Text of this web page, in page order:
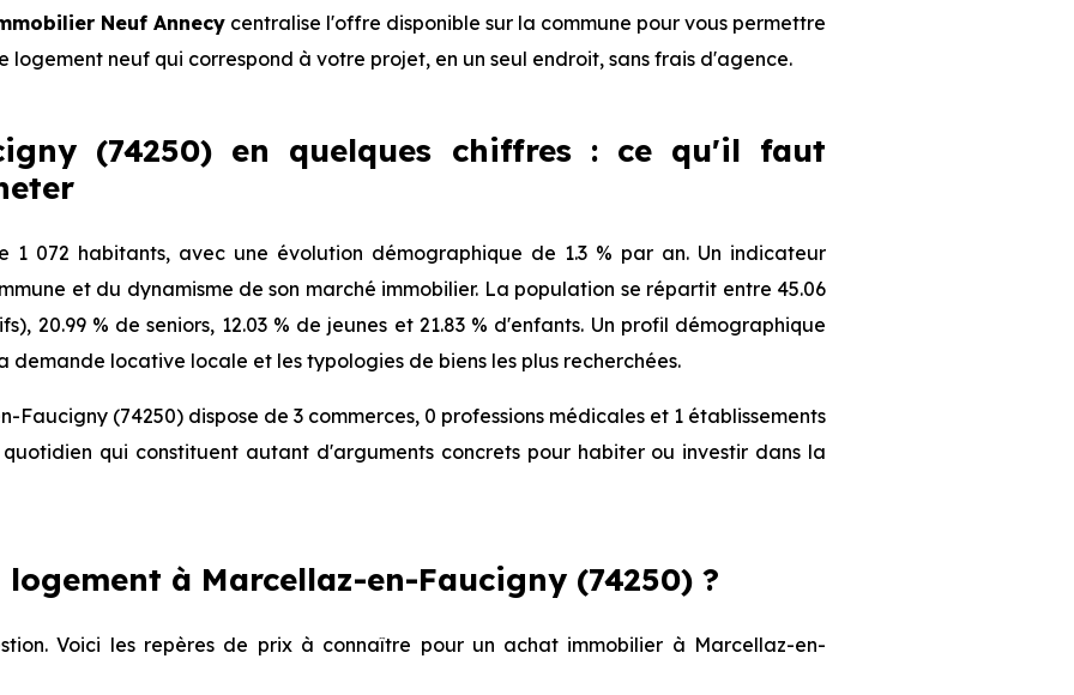
Neuf Annecy centralise l'offre disponible sur la commune pour vous permettre
neuf qui correspond à votre projet, en un seul endroit, sans frais d'agence.
(74250) en quelques chiffres : ce qu'il faut
1 072 habitants, avec une évolution démographique de 1.3 % par an. Un indicateur
et du dynamisme de son marché immobilier. La population se répartit entre 45.06
20.99 % de seniors, 12.03 % de jeunes et 21.83 % d'enfants. Un profil démographique
demande locative locale et les typologies de biens les plus recherchées.
Faucigny (74250) dispose de 3 commerces, 0 professions médicales et 1 établissements
quotidien qui constituent autant d'arguments concrets pour habiter ou investir dans la
à Marcellaz-en-Faucigny (74250) ?
Voici les repères de prix à connaître pour un achat immobilier à Marcellaz-en-